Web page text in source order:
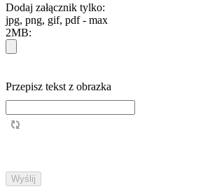
Dodaj załącznik tylko:
jpg, png, gif, pdf - max
2MB:
Przepisz tekst z obrazka